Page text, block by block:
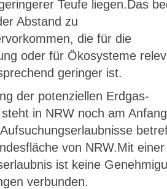
Teufe liegen.Das
Abstand zu
die für die
oder für Ökosysteme
geringer ist.
der potenziellen Erdgas-
in NRW noch am
von NRW.Mit einer
ist keine
verbunden.